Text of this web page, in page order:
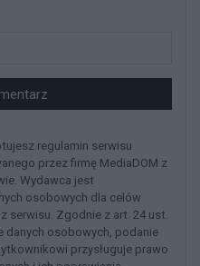
regulamin serwisu
przez firmę MediaDOM z
Wydawca jest
osobowych dla celów
serwisu. Zgodnie z art. 24 ust.
danych osobowych, podanie
przysługuje prawo